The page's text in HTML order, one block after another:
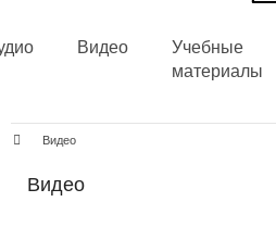
Видео
Учебные
материалы
Видео
Видео